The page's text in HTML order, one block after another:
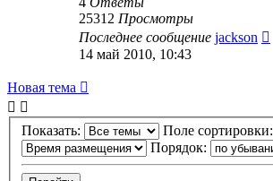
25312 Просмотры
Последнее сообщение jackson
14 май 2010, 10:43
Новая тема
Показать:
Поле сортировки:
Порядок: